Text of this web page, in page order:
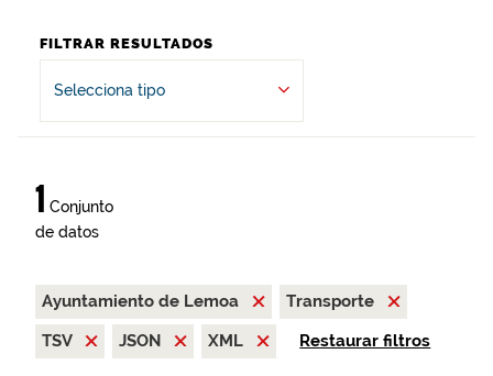
FILTRAR RESULTADOS
Selecciona tipo
1 Conjunto
de datos
Ayuntamiento de Lemoa
Transporte
TSV
JSON XML Restaurar filtros